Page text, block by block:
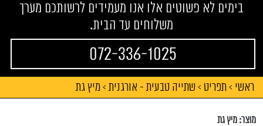
בימים לא פשוטים אלו אנו מעמידים לרשותכם מערך
משלוחים עד הבית.
072-336-1025
ראשי > תפריט > שתייה טבעית - אורגנית> מיץ גת
מוצר: מיץ גת